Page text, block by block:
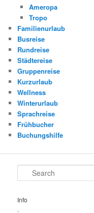
Ameropa
Tropo
Familienurlaub
Busreise
Rundreise
Städtereise
Gruppenreise
Kurzurlaub
Wellness
Winterurlaub
Sprachreise
Frühbucher
Buchungshilfe
Search
Info
.